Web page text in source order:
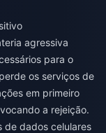
agressiva
para o
os serviços de
em primeiro
a rejeição.
de dados celulares